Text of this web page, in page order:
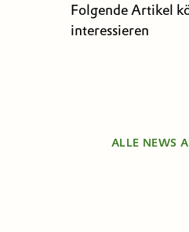
Folgende Artikel
interessieren
ALLE NEWS